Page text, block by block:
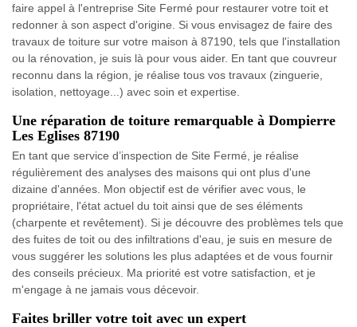
faire appel à l'entreprise Site Fermé pour restaurer votre toit et
redonner à son aspect d'origine. Si vous envisagez de faire des
travaux de toiture sur votre maison à 87190, tels que l'installation
ou la rénovation, je suis là pour vous aider. En tant que couvreur
reconnu dans la région, je réalise tous vos travaux (zinguerie,
isolation, nettoyage...) avec soin et expertise.
Une réparation de toiture remarquable à Dompierre
Les Eglises 87190
En tant que service d’inspection de Site Fermé, je réalise
régulièrement des analyses des maisons qui ont plus d'une
dizaine d'années. Mon objectif est de vérifier avec vous, le
propriétaire, l'état actuel du toit ainsi que de ses éléments
(charpente et revêtement). Si je découvre des problèmes tels que
des fuites de toit ou des infiltrations d'eau, je suis en mesure de
vous suggérer les solutions les plus adaptées et de vous fournir
des conseils précieux. Ma priorité est votre satisfaction, et je
m'engage à ne jamais vous décevoir.
Faites briller votre toit avec un expert